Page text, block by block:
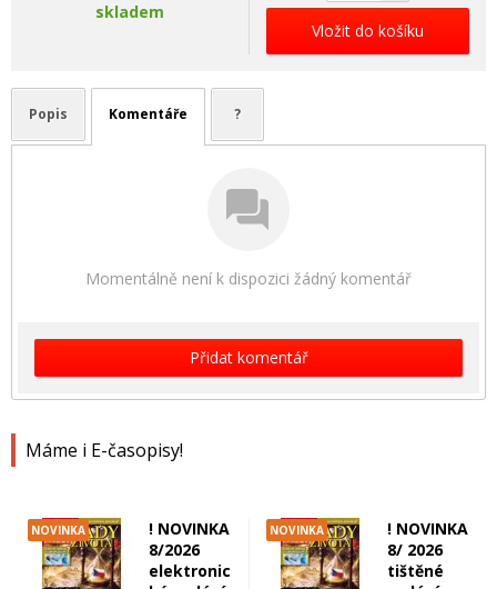
Máme i E-časopisy!
NOVINKA
! NOVINKA
8/2026
elektronic
NOVINKA
! NOVINKA
8/ 2026
tištěné
skladem
Vložit do košíku
Popis Komentáře ?
Momentálně není k dispozici žádný komentář
Přidat komentář